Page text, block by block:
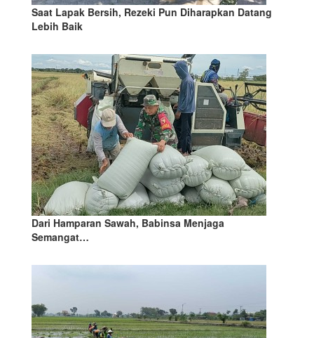
Saat Lapak Bersih, Rezeki Pun Diharapkan Datang
Lebih Baik
Dari Hamparan Sawah, Babinsa Menjaga
Semangat…